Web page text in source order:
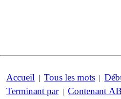
Accueil | Tous les mots |
Terminant par| Contenant AB